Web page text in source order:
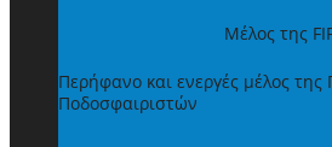
Μέλος της
Περήφανο και ενεργές μέλος
Ποδοσφαιριστών